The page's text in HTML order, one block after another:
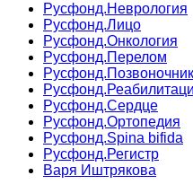
Русфонд.Неврология
Русфонд.Лицо
Русфонд.Онкология
Русфонд.Перелом
Русфонд.Позвоночник
Русфонд.Сердце
Русфонд.Ортопедия
Русфонд.Spina bifida
Русфонд.Регистр
Варя Иштрякова